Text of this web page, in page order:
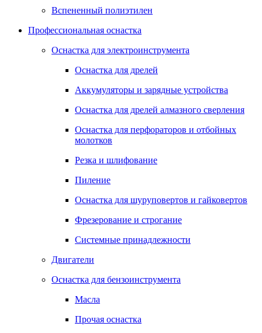
Вспененный полиэтилен
Профессиональная оснастка
Оснастка для электроинструмента
Оснастка для дрелей
Аккумуляторы и зарядные устройства
Оснастка для дрелей алмазного сверления
Оснастка для перфораторов и отбойных
молотков
Резка и шлифование
Пиление
Оснастка для шуруповертов и гайковертов
Фрезерование и строгание
Системные принадлежности
Двигатели
Оснастка для бензоинструмента
Масла
Прочая оснастка